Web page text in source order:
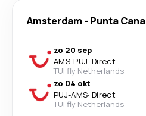
Amsterdam - Punta Cana
zo 20 sep
AMS-PUJ· Direct
TUI fly Netherlands
zo 04 okt
PUJ-AMS· Direct
TUI fly Netherlands